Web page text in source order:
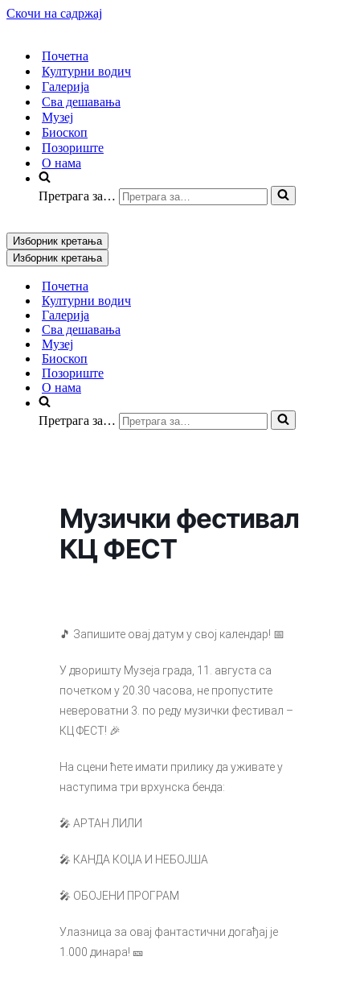
Скочи на садржај
Почетна
Културни водич
Галерија
Сва дешавања
Музеј
Биоскоп
Позориште
О нама
Претрага за…
Изборник кретања
Изборник кретања
Почетна
Културни водич
Галерија
Сва дешавања
Музеј
Биоскоп
Позориште
О нама
Претрага за…
Музички фестивал
КЦ ФЕСТ
🎵 Запишите овај датум у свој календар! 📅
У дворишту Музеја града, 11. августа са
почетком у 20.30 часова, не пропустите
невероватни 3. по реду музички фестивал –
КЦ ФЕСТ! 🎉
На сцени ћете имати прилику да уживате у
наступима три врхунска бенда:
🎤 АРТАН ЛИЛИ
🎤 КАНДА КОЏА И НЕБОЈША
🎤 ОБОЈЕНИ ПРОГРАМ
Улазница за овај фантастични догађај је
1.000 динара! 🎫